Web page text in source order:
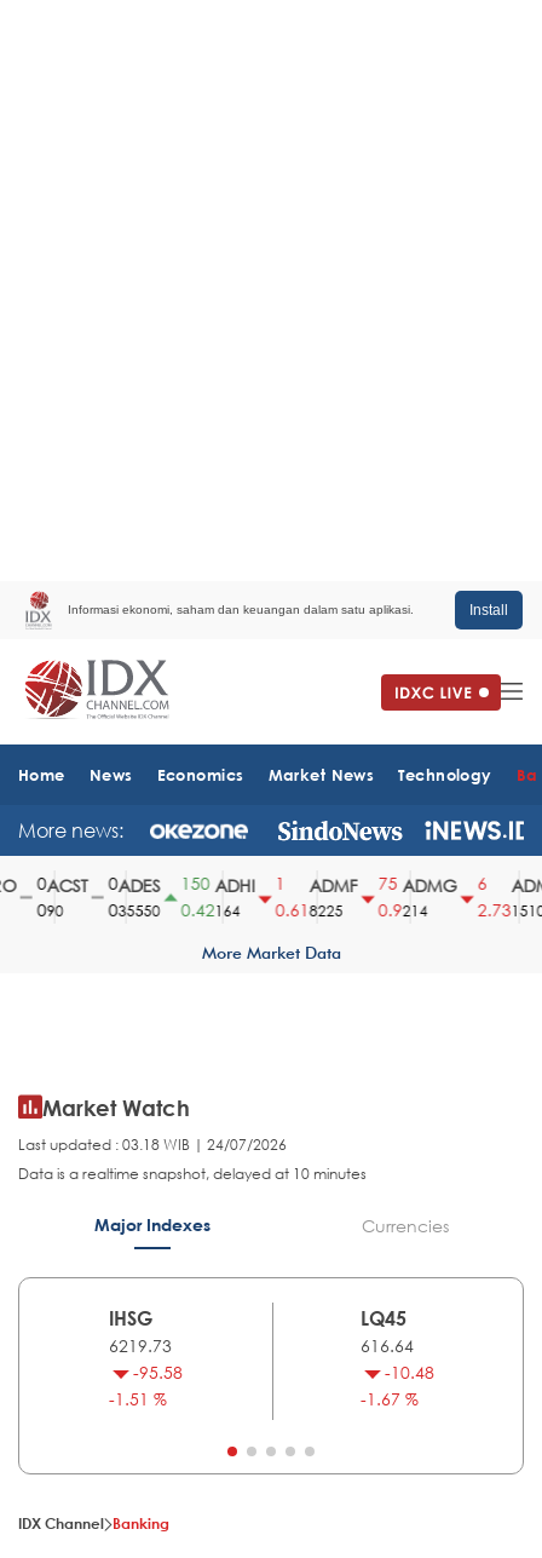
Informasi ekonomi, saham dan keuangan dalam satu aplikasi. Install
Home News Economics Market News Technology
More news:
0
ACST
90
0
ADES
35550
150
0.42
ADHI
164
1
0.61
ADMF
8225
75
0.9
ADMG
214
6
2.73
ADMR
1510
More Market Data
Market Watch
Last updated : 03.18 WIB | 24/07/2026
Data is a realtime snapshot, delayed at 10 minutes
Major Indexes Currencies
IHSG
6219.73
-95.58
-1.51 %
LQ45
616.64
-10.48
-1.67 %
IDX Channel Banking